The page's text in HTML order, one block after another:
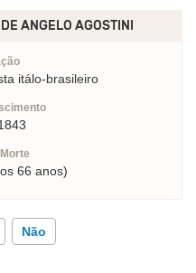
ANGELO AGOSTINI
itálo-brasileiro
66 anos)
Não